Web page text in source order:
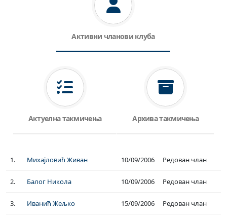
Активни чланови клуба
Актуелна такмичења Архива такмичења
1. Михајловић Живан 10/09/2006 Редован члан
2. Балог Никола 10/09/2006 Редован члан
3. Иванић Жељко 15/09/2006 Редован члан